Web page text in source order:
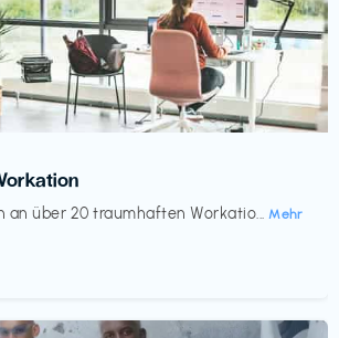
an über 20 traumhaften Workatio... Mehr